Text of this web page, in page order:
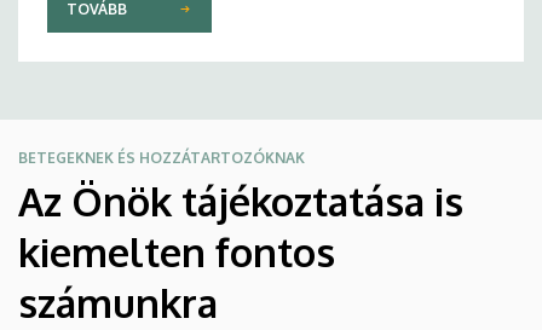
TOVÁBB
BETEGEKNEK ÉS HOZZÁTARTOZÓKNAK
Az Önök tájékoztatása is
kiemelten fontos
számunkra